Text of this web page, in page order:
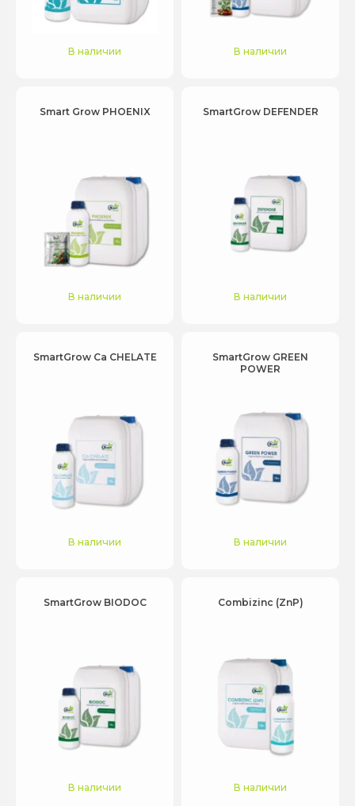
В наличии В наличии
Smart Grow PHOENIX
В наличии
SmartGrow DEFENDER
В наличии
SmartGrow Ca CHELATE
В наличии
SmartGrow GREEN
POWER
В наличии
SmartGrow BIODOC
В наличии
Combizinc (ZnP)
В наличии